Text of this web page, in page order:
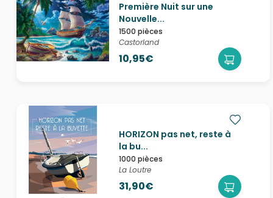
Première Nuit sur une
Nouvelle...
1500 pièces
Castorland
10,95€
HORIZON pas net, reste à
la bu...
1000 pièces
La Loutre
31,90€